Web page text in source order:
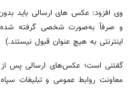
وی افزود: عکس های ارسالی باید
و صرفاً به‌صورت شخصی گرفته
اینترنتی به هیچ عنوان قبول نیستند.)
گفتنی است؛ عکس‌های ارسالی پس از
معاونت روابط عمومی و تبلیغات